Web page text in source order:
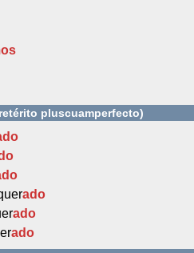
pluscuamperfecto)
ado
ado
ado